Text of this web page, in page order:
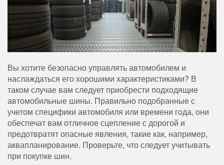
Вы хотите безопасно управлять автомобилем и
наслаждаться его хорошими характеристиками? В
таком случае вам следует приобрести подходящие
автомобильные шины. Правильно подобранные с
учетом специфики автомобиля или времени года, они
обеспечат вам отличное сцепление с дорогой и
предотвратят опасные явления, такие как, например,
аквапланирование. Проверьте, что следует учитывать
при покупке шин.